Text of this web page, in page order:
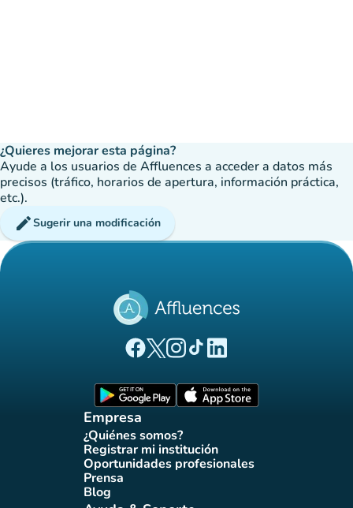
¿Quieres mejorar esta página?
Ayude a los usuarios de Affluences a acceder a datos más
precisos (tráfico, horarios de apertura, información práctica,
etc.).
editSugerir una modificación
(nueva pestaña)
(nueva pestaña)
(nueva pestaña)
(nueva pestaña)
(nueva pestaña)
Empresa
¿Quiénes somos?
(nueva pestaña)
Registrar mi institución
(nueva pestaña)
Oportunidades profesionales
(nueva pestaña)
Prensa(nueva pestaña)
Blog(nueva pestaña)